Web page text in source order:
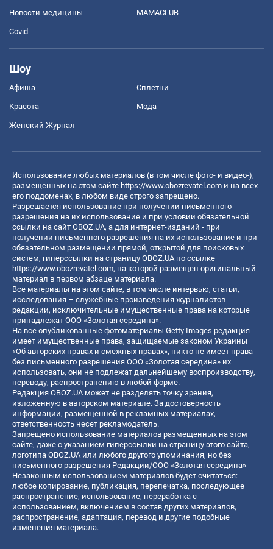
Новости медицины MAMACLUB
Covid
Шоу
Афиша Сплетни
Красота Мода
Женский Журнал
Использование любых материалов (в том числе фото- и видео-),
размещенных на этом сайте https://www.obozrevatel.com и на всех
его поддоменах, в любом виде строго запрещено.
Разрешается использование при получении письменного
разрешения на их использование и при условии обязательной
ссылки на сайт OBOZ.UA, а для интернет-изданий - при
получении письменного разрешения на их использование и при
обязательном размещении прямой, открытой для поисковых
систем, гиперссылки на страницу OBOZ.UA по ссылке
https://www.obozrevatel.com, на которой размещен оригинальный
материал в первом абзаце материала.
Все материалы на этом сайте, в том числе интервью, статьи,
исследования – служебные произведения журналистов
редакции, исключительные имущественные права на которые
принадлежат ООО «Золотая середина».
На все опубликованные фотоматериалы Getty Images редакция
имеет имущественные права, защищаемые законом Украины
«Об авторских правах и смежных правах», никто не имеет права
без письменного разрешения ООО «Золотая середина» их
использовать, они не подлежат дальнейшему воспроизводству,
переводу, распространению в любой форме.
Редакция OBOZ.UA может не разделять точку зрения,
изложенную в авторском материале. За достоверность
информации, размещенной в рекламных материалах,
ответственность несет рекламодатель.
Запрещено использование материалов размещенных на этом
сайте, даже с указанием гиперссылки на страницу этого сайта,
логотипа OBOZ.UA или любого другого упоминания, но без
письменного разрешения Редакции/ООО «Золотая середина»
Незаконным использованием материалов будет считаться:
любое копирование, публикация, перепечатка, последующее
распространение, использование, переработка с
использованием, включением в состав других материалов,
распространение, адаптация, перевод и другие подобные
изменения материала.